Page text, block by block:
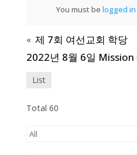
You must be logged in
« 제 7회 여선교회 학당
List
Total 60